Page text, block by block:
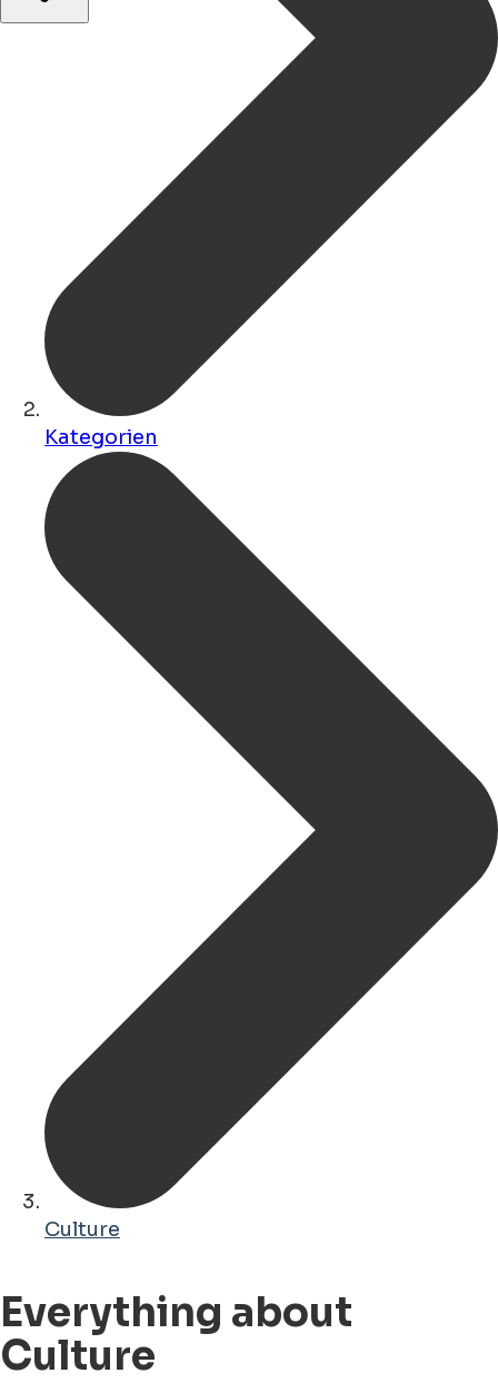
Kategorien
Culture
Everything about
Culture